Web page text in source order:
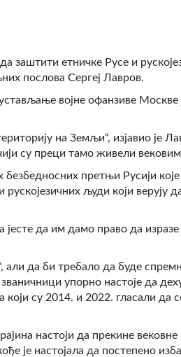
заштити етничке Русе и
послова Сергеј Лавров.
војне офанзиве Москве
на Земљи“, изјавио је
су преци тамо живели
претњи Русији које
људи који верују
да им дамо право да изразе
, али да би требало да буде
упорно настоје да
су 2014. и 2022. гласали да
настоји да прекине вековне
је настојала да постепено